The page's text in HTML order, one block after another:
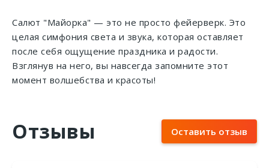
Салют "Майорка" — это не просто фейерверк. Это
целая симфония света и звука, которая оставляет
после себя ощущение праздника и радости.
Взглянув на него, вы навсегда запомните этот
момент волшебства и красоты!
Отзывы Оставить отзыв